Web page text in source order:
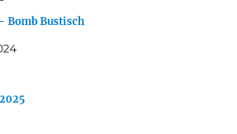
Bomb Bustisch